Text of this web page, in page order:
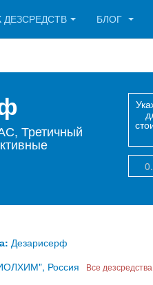
БЛОГ
Третичный
Дезарисерф
Россия Все